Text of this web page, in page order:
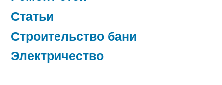
Статьи
Строительство бани
Электричество